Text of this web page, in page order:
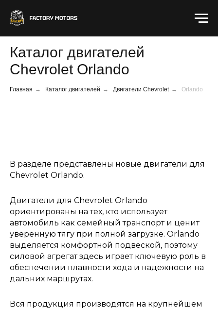
Каталог двигателей
Chevrolet Orlando
Главная → Каталог двигателей → Двигатели Chevrolet → Orlando
В разделе представлены новые двигатели для
Chevrolet Orlando.
Двигатели для Chevrolet Orlando
ориентированы на тех, кто использует
автомобиль как семейный транспорт и ценит
уверенную тягу при полной загрузке. Orlando
выделяется комфортной подвеской, поэтому
силовой агрегат здесь играет ключевую роль в
обеспечении плавности хода и надежности на
дальних маршрутах.
Вся продукция производятся на крупнейшем